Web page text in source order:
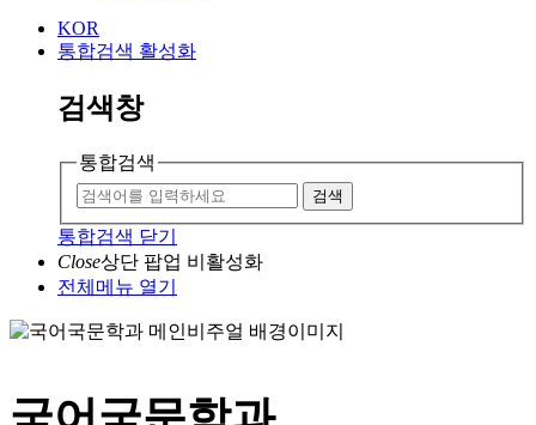
KOR
통합검색 활성화
검색창
통합검색
검색
통합검색 닫기
Close상단 팝업 비활성화
전체메뉴 열기